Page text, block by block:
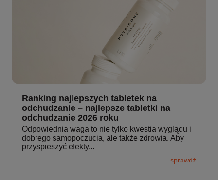
Ranking najlepszych tabletek na
odchudzanie – najlepsze tabletki na
odchudzanie 2026 roku
Odpowiednia waga to nie tylko kwestia wyglądu i
dobrego samopoczucia, ale także zdrowia. Aby
przyspieszyć efekty...
sprawdź